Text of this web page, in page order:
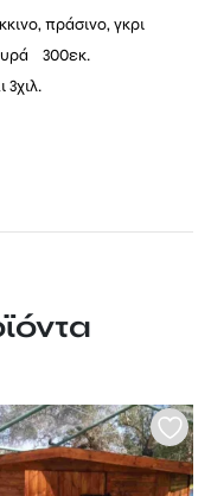
πράσινο, γκρι
300εκ.